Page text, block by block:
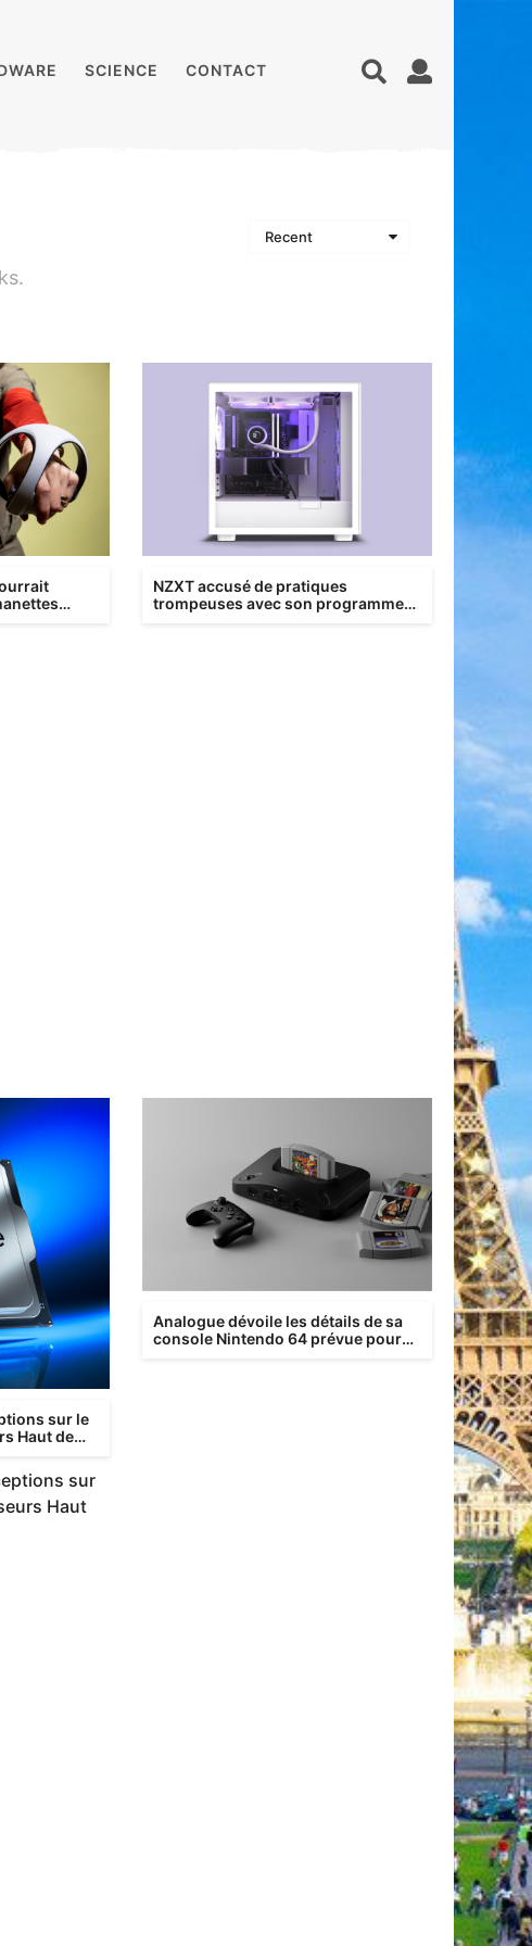
SCIENCE CONTACT
Recent
NZXT accusé de pratiques
trompeuses avec son programme
sur le
Haut de
sur
Haut
Analogue dévoile les détails de sa
console Nintendo 64 prévue pour